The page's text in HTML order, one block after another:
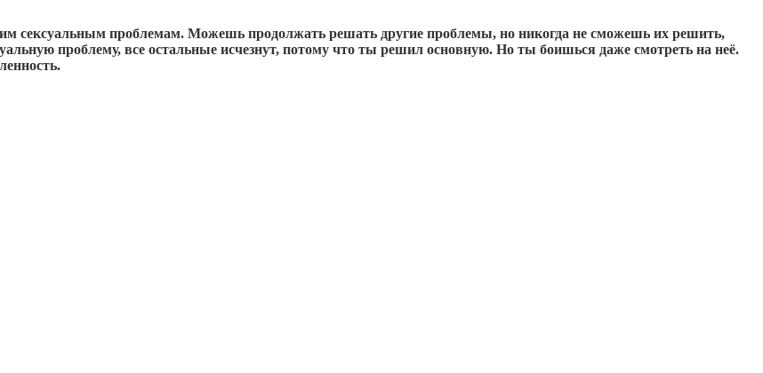
сексуальным проблемам. Можешь продолжать решать другие проблемы, но никогда не сможешь их решить,
проблему, все остальные исчезнут, потому что ты решил основную. Но ты боишься даже смотреть на неё.